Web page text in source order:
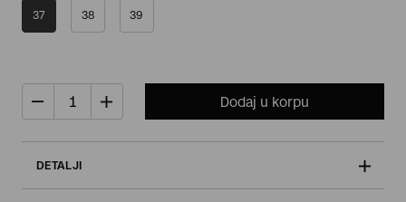
37 38 39
Dodaj u korpu
DETALJI